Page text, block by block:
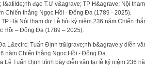
Hà Nội tham dự Lễ hội kỷ niệm 236 năm Chiến
Hồi – Đống Đa (1789 – 2025).
Lê Tuấn Định trình bày diễn văn tại lễ kỷ niệm 236